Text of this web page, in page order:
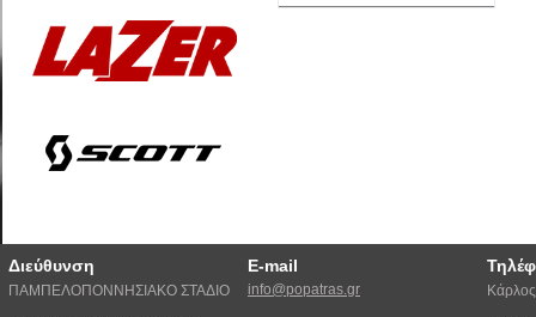
Διεύθυνση E-mail
ΠΑΜΠΕΛΟΠΟΝΝΗΣΙΑΚΟ ΣΤΑΔΙΟ info@popatras.gr